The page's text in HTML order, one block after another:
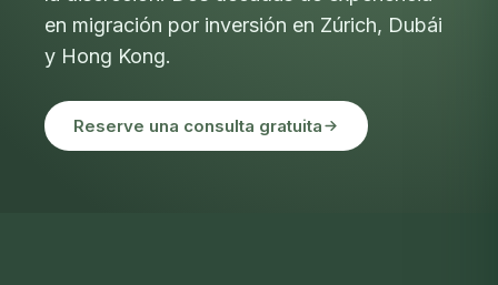
en migración por inversión en Zúrich, Dubái
y Hong Kong.
Reserve una consulta gratuita